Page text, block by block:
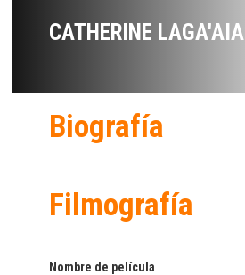
CATHERINE LAGA'AIA
Biografía
Filmografía
Nombre de película